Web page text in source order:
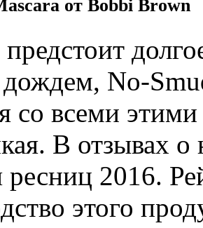
от Bobbi Brown
No-
со всеми
В отзывах
2016.
этого